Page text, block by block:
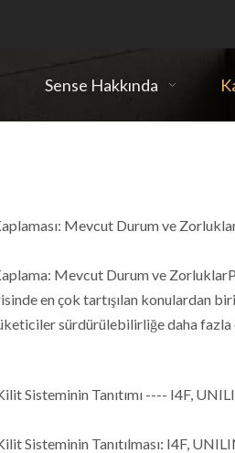
Sense Hakkında
Mevcut Durum ve
Mevcut Durum ve
en çok tartışılan konulardan
sürdürülebilirliğe daha fazla
Sisteminin Tanıtımı ---- I4F,
Sisteminin Tanıtılması: I4F,